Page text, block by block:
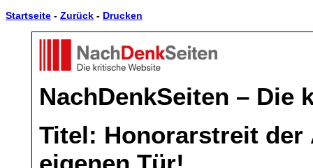
Startseite - Zurück - Drucken
NachDenkSeiten – Die
Titel: Honorarstreit der
eigenen Tür!